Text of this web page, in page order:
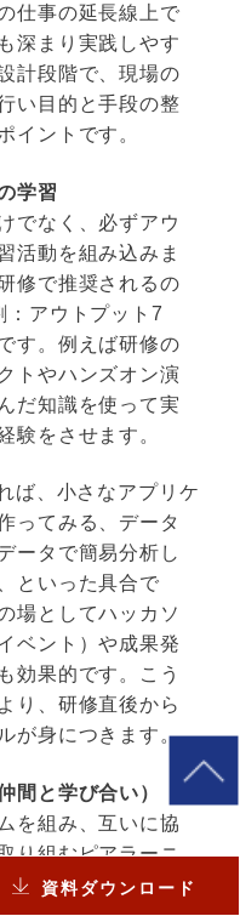
資料ダウンロード
仕事の延長線上で
深まり実践しやす
計段階で、現場の
い目的と手段の整
イントです。
学習
でなく、必ずアウ
活動を組み込みま
修で推奨されるの
：アウトプット7
す。例えば研修の
トやハンズオン演
だ知識を使って実
験をさせます。
ば、小さなアプリケ
ってみる、データ
ータで簡易分析し
といった具合で
場としてハッカソ
ベント）や成果発
効果的です。こう
り、研修直後から
が身につきます。
間と学び合い）
を組み、互いに協
り組むピアラーニ
う。仲間と試行錯